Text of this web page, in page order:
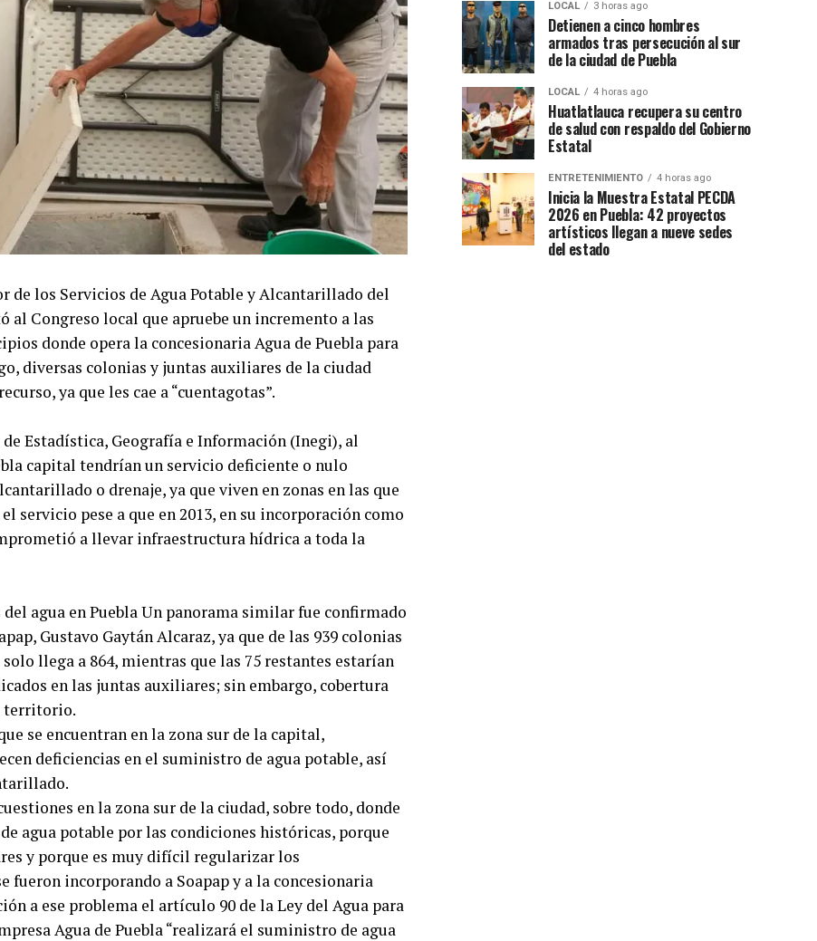
de los Servicios de Agua Potable y Alcantarillado del
al Congreso local que apruebe un incremento a las
donde opera la concesionaria Agua de Puebla para
diversas colonias y juntas auxiliares de la ciudad
ya que les cae a “cuentagotas”.
Estadística, Geografía e Información (Inegi), al
capital tendrían un servicio deficiente o nulo
o drenaje, ya que viven en zonas en las que
servicio pese a que en 2013, en su incorporación como
a llevar infraestructura hídrica a toda la
agua en Puebla Un panorama similar fue confirmado
Gustavo Gaytán Alcaraz, ya que de las 939 colonias
llega a 864, mientras que las 75 restantes estarían
en las juntas auxiliares; sin embargo, cobertura
territorio.
se encuentran en la zona sur de la capital,
deficiencias en el suministro de agua potable, así
en la zona sur de la ciudad, sobre todo, donde
agua potable por las condiciones históricas, porque
y porque es muy difícil regularizar los
fueron incorporando a Soapap y a la concesionaria
a ese problema el artículo 90 de la Ley del Agua para
Agua de Puebla “realizará el suministro de agua
LOCAL 3 horas ago
Detienen a cinco hombres
armados tras persecución al sur
de la ciudad de Puebla
LOCAL 4 horas ago
Huatlatlauca recupera su centro
de salud con respaldo del Gobierno
Estatal
ENTRETENIMIENTO 4 horas ago
Inicia la Muestra Estatal PECDA
2026 en Puebla: 42 proyectos
artísticos llegan a nueve sedes
del estado